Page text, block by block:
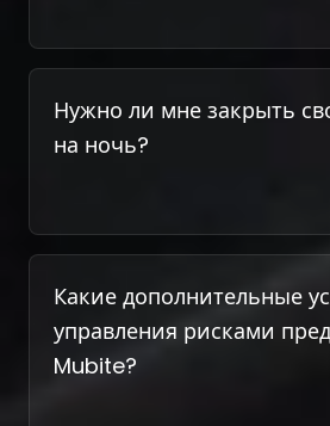
Нужно ли мне закрыть
на ночь?
Какие дополнительные
управления рисками
Mubite?